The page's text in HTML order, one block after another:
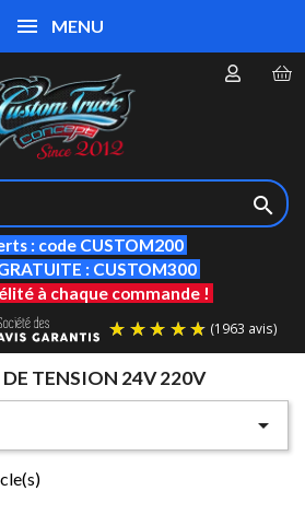

: code CUSTOM200
: CUSTOM300
à chaque commande !
MENU
DE TENSION 24V 220V
